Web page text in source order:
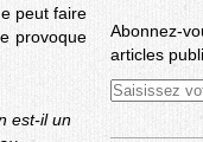
peut faire
provoque
est-il un
Abonnez-
articles